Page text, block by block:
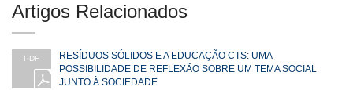
Artigos Relacionados
PDF
RESÍDUOS SÓLIDOS E A EDUCAÇÃO CTS: UMA
POSSIBILIDADE DE REFLEXÃO SOBRE UM TEMA SOCIAL
JUNTO À SOCIEDADE